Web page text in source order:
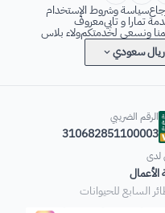
سياسة وشروط الإستخدام
تمارا و تابيمعروف
ونسعى لخدمتكمولاء بلاس
ريال سعودي
الرقم الضريبي
310682851100003
لدى
السابع للحيوانات